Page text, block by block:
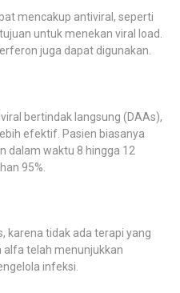
mencakup antiviral, seperti
untuk menekan viral load.
juga dapat digunakan.
bertindak langsung (DAAs),
efektif. Pasien biasanya
dalam waktu 8 hingga 12
95%.
karena tidak ada terapi yang
alfa telah menunjukkan
infeksi.